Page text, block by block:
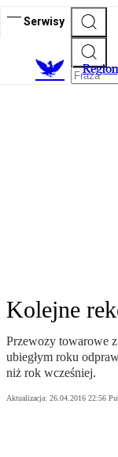
Serwisy
R
Kolejne
Przewozy towarowe
ubiegłym roku
niż rok wcześniej.
Aktualizacja: 26.04.2016 22:56